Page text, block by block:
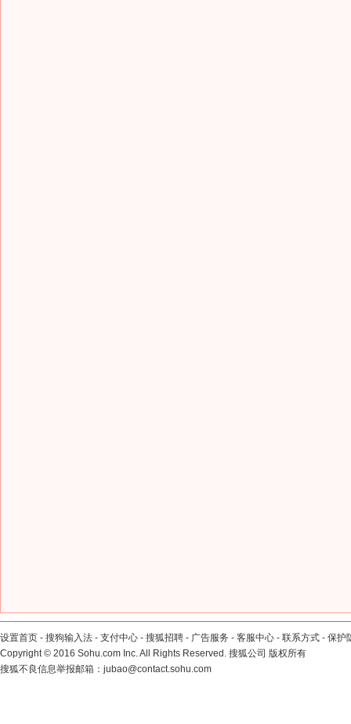
设置首页 - 搜狗输入法 - 支付中心 - 搜狐招聘 - 广告服务 - 客服中心 - 联系方式 - 保护
Copyright© 2016 Sohu.com Inc. All Rights Reserved. 搜狐公司 版权所有
搜狐不良信息举报邮箱： jubao@contact.sohu.com